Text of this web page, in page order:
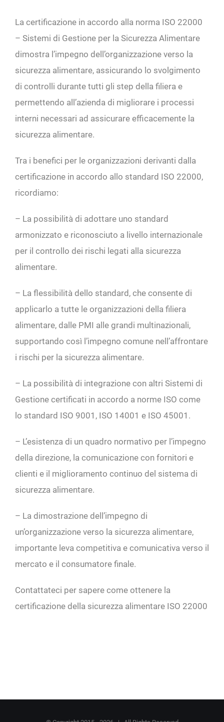
La certificazione in accordo alla norma ISO 22000
– Sistemi di Gestione per la Sicurezza Alimentare
dimostra l’impegno dell’organizzazione verso la
sicurezza alimentare, assicurando lo svolgimento
di controlli durante tutti gli step della filiera e
permettendo all’azienda di migliorare i processi
interni necessari ad assicurare efficacemente la
sicurezza alimentare.
Tra i benefici per le organizzazioni derivanti dalla
certificazione in accordo allo standard ISO 22000,
ricordiamo:
– La possibilità di adottare uno standard
armonizzato e riconosciuto a livello internazionale
per il controllo dei rischi legati alla sicurezza
alimentare.
– La flessibilità dello standard, che consente di
applicarlo a tutte le organizzazioni della filiera
alimentare, dalle PMI alle grandi multinazionali,
supportando così l’impegno comune nell’affrontare
i rischi per la sicurezza alimentare.
– La possibilità di integrazione con altri Sistemi di
Gestione certificati in accordo a norme ISO come
lo standard ISO 9001, ISO 14001 e ISO 45001.
– L’esistenza di un quadro normativo per l’impegno
della direzione, la comunicazione con fornitori e
clienti e il miglioramento continuo del sistema di
sicurezza alimentare.
– La dimostrazione dell’impegno di
un’organizzazione verso la sicurezza alimentare,
importante leva competitiva e comunicativa verso il
mercato e il consumatore finale.
Contattateci per sapere come ottenere la
certificazione della sicurezza alimentare ISO 22000